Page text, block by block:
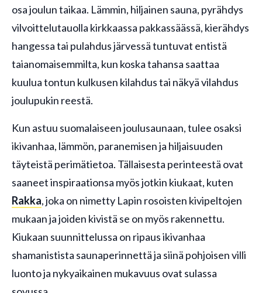
osa joulun taikaa. Lämmin, hiljainen sauna, pyrähdys
vilvoittelutauolla kirkkaassa pakkassäässä, kierähdys
hangessa tai pulahdus järvessä tuntuvat entistä
taianomaisemmilta, kun koska tahansa saattaa
kuulua tontun kulkusen kilahdus tai näkyä vilahdus
joulupukin reestä.
Kun astuu suomalaiseen joulusaunaan, tulee osaksi
ikivanhaa, lämmön, paranemisen ja hiljaisuuden
täyteistä perimätietoa. Tällaisesta perinteestä ovat
saaneet inspiraationsa myös jotkin kiukaat, kuten
Rakka, joka on nimetty Lapin rosoisten kivipeltojen
mukaan ja joiden kivistä se on myös rakennettu.
Kiukaan suunnittelussa on ripaus ikivanhaa
shamanistista saunaperinnettä ja siinä pohjoisen villi
luonto ja nykyaikainen mukavuus ovat sulassa